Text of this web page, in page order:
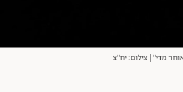
מדי" | צילום: יח"צ